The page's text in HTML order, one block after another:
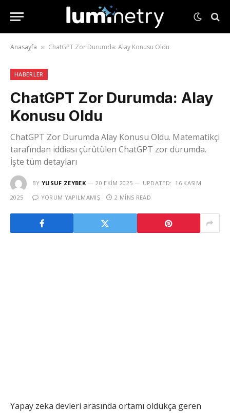
Anasayfa » ChatGPT Zor Durumda: Alay Konusu Oldu
HABERLER
ChatGPT Zor Durumda: Alay
Konusu Oldu
ChatGPT Zor Durumda Alay Konusu Oldu. Matematikçi
tarafından iddiası çürütülen ChatGPT zor durumda.
İşte tüm detayları
BY YUSUF ZEYBEK 20 EKIM 2025 UPDATED: 16 KASIM
2025
YORUM YAPILMAMIŞ 2 MINS READ
Yapay zeka devleri arasında ortamı oldukça geren